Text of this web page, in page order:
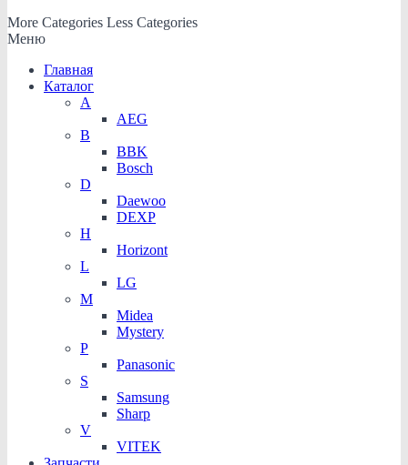
More Categories Less Categories
Меню
Главная
Каталог
A
AEG
B
BBK
Bosch
D
Daewoo
DEXP
H
Horizont
L
LG
M
Midea
Mystery
P
Panasonic
S
Samsung
Sharp
V
VITEK